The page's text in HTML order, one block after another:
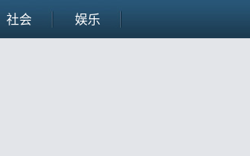
社会 娱乐